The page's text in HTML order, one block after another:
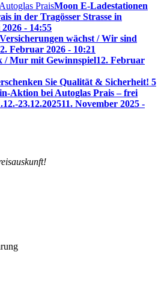
Moon E-Ladestationen
in der Tragösser Strasse in
- 14:55
wächst / Wir sind
Februar 2026 - 10:21
/ Mur mit Gewinnspiel12. Februar
Sie Qualität & Sicherheit! 5
Aktion bei Autoglas Prais – frei
23.12.202511. November 2025 -